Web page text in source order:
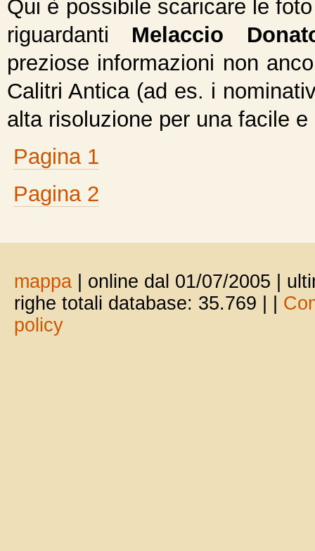
Qui è possibile scaricare le
riguardanti Melaccio
preziose informazioni non
Calitri Antica (ad es. i
alta risoluzione per una facile
Pagina 1
Pagina 2
mappa | online dal 01/07/2005 |
righe totali database: 35.769 |
policy